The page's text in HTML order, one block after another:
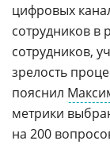
цифровых
сотрудников в
сотрудников,
зрелость
пояснил
метрики
на 200